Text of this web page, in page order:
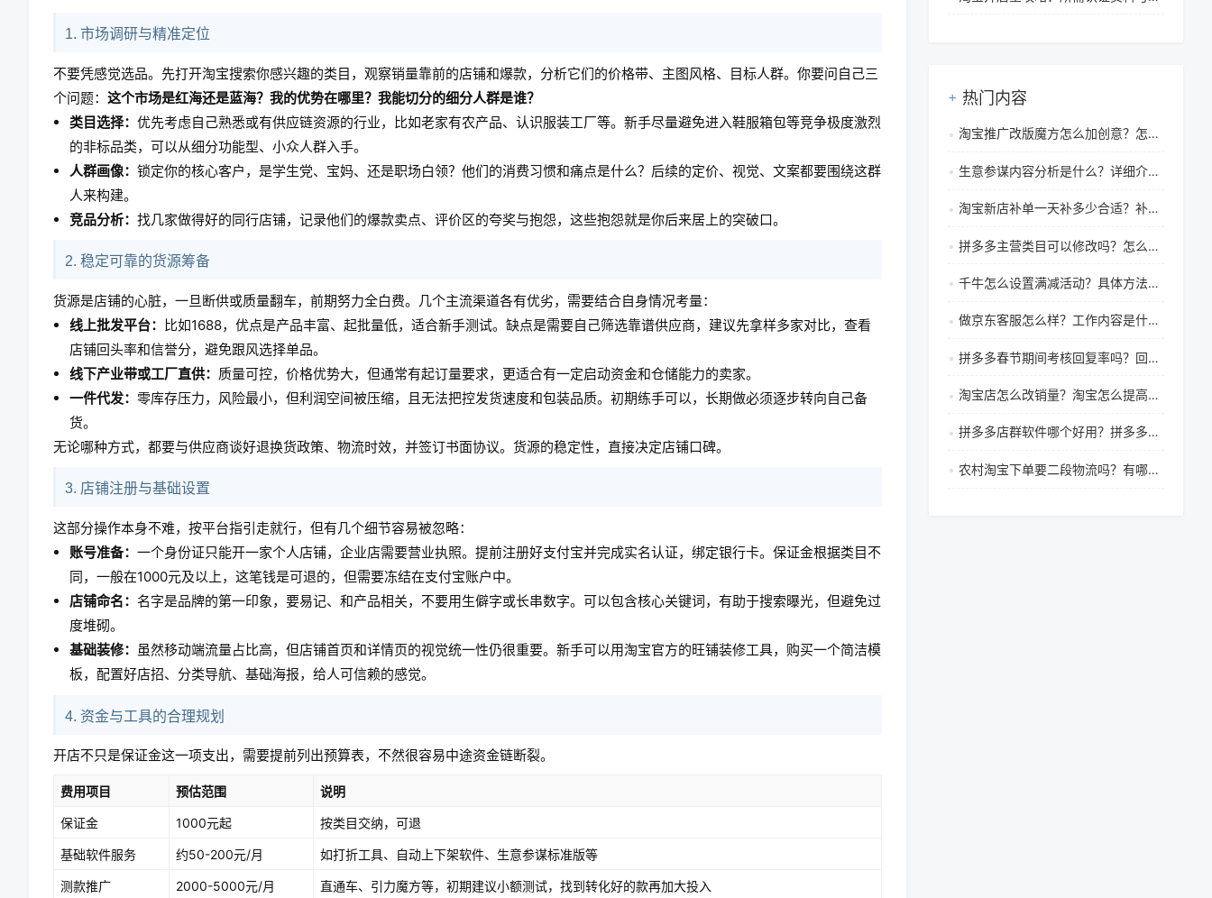
1. 市场调研与精准定位
不要凭感觉选品。先打开淘宝搜索你感兴趣的类目，观察销量靠前的店铺和爆款，分析它们的价格带、主图风格、目标人群。你要问自己三
个问题： 这个市场是红海还是蓝海？我的优势在哪里？我能切分的细分人群是谁？
类目选择： 优先考虑自己熟悉或有供应链资源的行业，比如老家有农产品、认识服装工厂等。新手尽量避免进入鞋服箱包等竞争极度激烈
的非标品类，可以从细分功能型、小众人群入手。
人群画像： 锁定你的核心客户，是学生党、宝妈、还是职场白领？他们的消费习惯和痛点是什么？后续的定价、视觉、文案都要围绕这群
人来构建。
竞品分析： 找几家做得好的同行店铺，记录他们的爆款卖点、评价区的夸奖与抱怨，这些抱怨就是你后来居上的突破口。
2. 稳定可靠的货源筹备
货源是店铺的心脏，一旦断供或质量翻车，前期努力全白费。几个主流渠道各有优劣，需要结合自身情况考量：
线上批发平台： 比如1688，优点是产品丰富、起批量低，适合新手测试。缺点是需要自己筛选靠谱供应商，建议先拿样多家对比，查看
店铺回头率和信誉分，避免跟风选择单品。
线下产业带或工厂直供： 质量可控，价格优势大，但通常有起订量要求，更适合有一定启动资金和仓储能力的卖家。
一件代发： 零库存压力，风险最小，但利润空间被压缩，且无法把控发货速度和包装品质。初期练手可以，长期做必须逐步转向自己备
货。
无论哪种方式，都要与供应商谈好退换货政策、物流时效，并签订书面协议。货源的稳定性，直接决定店铺口碑。
3. 店铺注册与基础设置
这部分操作本身不难，按平台指引走就行，但有几个细节容易被忽略：
账号准备： 一个身份证只能开一家个人店铺，企业店需要营业执照。提前注册好支付宝并完成实名认证，绑定银行卡。保证金根据类目不
同，一般在1000元及以上，这笔钱是可退的，但需要冻结在支付宝账户中。
店铺命名： 名字是品牌的第一印象，要易记、和产品相关，不要用生僻字或长串数字。可以包含核心关键词，有助于搜索曝光，但避免过
度堆砌。
基础装修： 虽然移动端流量占比高，但店铺首页和详情页的视觉统一性仍很重要。新手可以用淘宝官方的旺铺装修工具，购买一个简洁模
板，配置好店招、分类导航、基础海报，给人可信赖的感觉。
4. 资金与工具的合理规划
开店不只是保证金这一项支出，需要提前列出预算表，不然很容易中途资金链断裂。
费用项目 预估范围 说明
保证金 1000元起 按类目交纳，可退
基础软件服务 约50-200元/月 如打折工具、自动上下架软件、生意参谋标准版等
测款推广 2000-5000元/月 直通车、引力魔方等，初期建议小额测试，找到转化好的款再加大投入
热门内容
淘宝推广改版魔方怎么加创意？怎么设置魔方？
生意参谋内容分析是什么？详细介绍！
淘宝新店补单一天补多少合适？补单也没流量咋回事？
拼多多主营类目可以修改吗？怎么修改？
千牛怎么设置满减活动？具体方法和操作步骤是什么？
做京东客服怎么样？工作内容是什么？
拼多多春节期间考核回复率吗？回复率如何提升？
淘宝店怎么改销量？淘宝怎么提高销量？
拼多多店群软件哪个好用？拼多多开店必备软件有哪些
农村淘宝下单要二段物流吗？有哪些不需要？